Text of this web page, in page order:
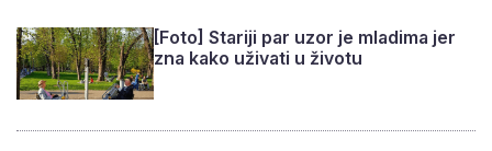
[Foto] Stariji par uzor je mladima jer
zna kako uživati u životu